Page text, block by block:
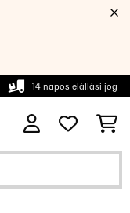
14 napos elállási jog